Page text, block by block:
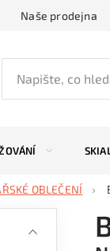
Naše prodejna
OBLEČENÍ